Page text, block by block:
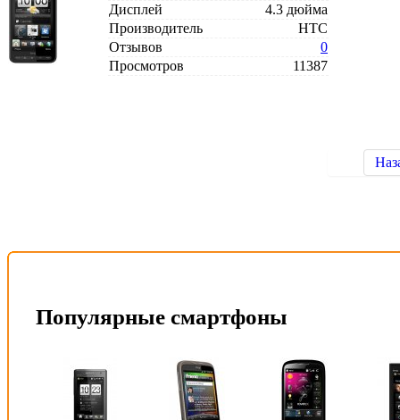
Дисплей
4.3 дюйма
Производитель
HTC
Отзывов
0
Просмотров
11387
Популярные смартфоны